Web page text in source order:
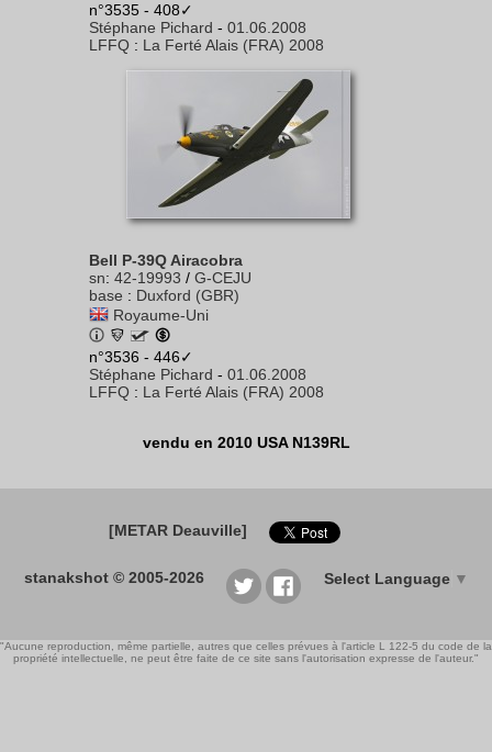
n°3535 - 408✓
Stéphane Pichard - 01.06.2008
LFFQ : La Ferté Alais (FRA) 2008
Bell P-39Q Airacobra
sn: 42-19993 / G-CEJU
base : Duxford (GBR)
Royaume-Uni
n°3536 - 446✓
Stéphane Pichard - 01.06.2008
LFFQ : La Ferté Alais (FRA) 2008
vendu en 2010 USA N139RL
[METAR Deauville]
stanakshot © 2005-2026 Select Language ▼
"Aucune reproduction, même partielle, autres que celles prévues à l'article L 122-5 du code de la
propriété intellectuelle, ne peut être faite de ce site sans l'autorisation expresse de l'auteur."